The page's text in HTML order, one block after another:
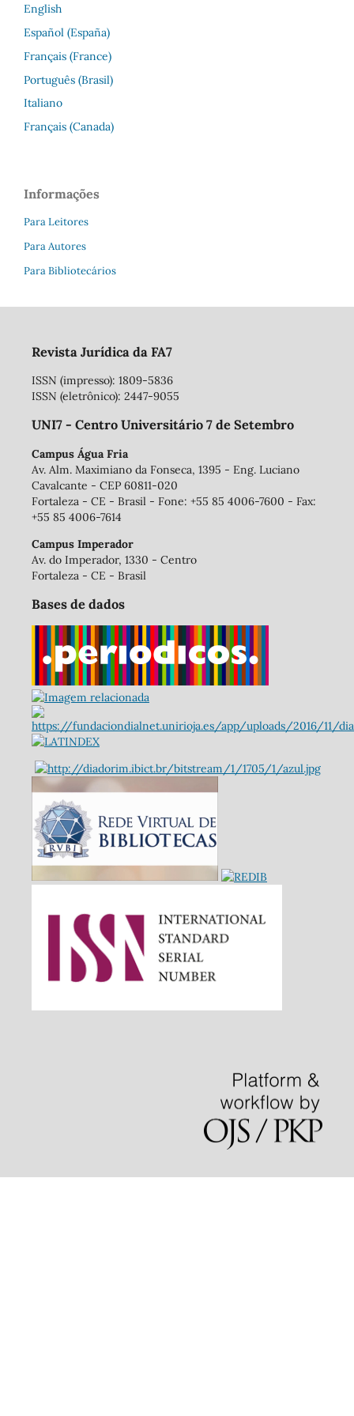
English
Español (España)
Français (France)
Português (Brasil)
Italiano
Français (Canada)
Informações
Para Leitores
Para Autores
Para Bibliotecários
Revista Jurídica da FA7
ISSN (impresso): 1809-5836
ISSN (eletrônico): 2447-9055
UNI7 - Centro Universitário 7 de Setembro
Campus Água Fria
Av. Alm. Maximiano da Fonseca, 1395 - Eng. Luciano
Cavalcante - CEP 60811-020
Fortaleza - CE - Brasil - Fone: +55 85 4006-7600 - Fax:
+55 85 4006-7614
Campus Imperador
Av. do Imperador, 1330 - Centro
Fortaleza - CE - Brasil
Bases de dados